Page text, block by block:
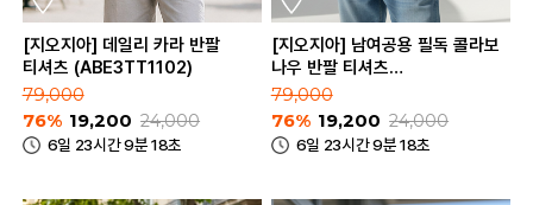
[지오지아] 데일리 카라 반팔
티셔츠 (ABE3TT1102)
79,000
76% 19,200 24,000
6일 23시간 9분 18초
[지오지아] 남여공용 필독 콜라보
나우 반팔 티셔츠
(ABE2TR3183)
79,000
76% 19,200 24,000
6일 23시간 9분 18초